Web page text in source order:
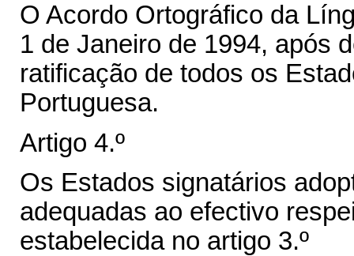
O Acordo Ortográfico da
1 de Janeiro de 1994, após
ratificação de todos os
Portuguesa.
Artigo 4.º
Os Estados signatários
adequadas ao efectivo
estabelecida no artigo 3.º